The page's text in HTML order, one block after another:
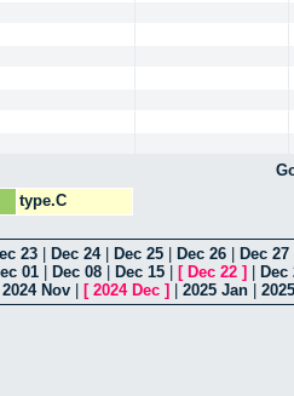
type.C
23 Dec 24| Dec 25 Dec 26 Dec 27
01 Dec 08 Dec 15 [ Dec 22 ]
Dec
2024 Nov [ 2024 Dec ] 2025 Jan